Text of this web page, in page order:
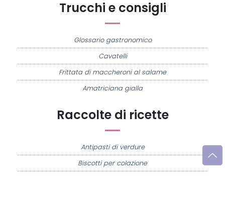
Raccolte di ricette
Antipasti di verdure
Biscotti per colazione
Trucchi e consigli
Glossario gastronomico
Cavatelli
Frittata di maccheroni al salame
Amatriciana gialla